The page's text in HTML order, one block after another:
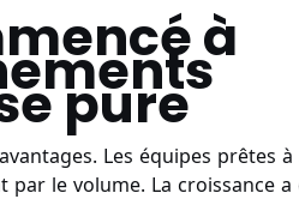
à
pure
Les équipes prêtes à
le volume. La croissance a